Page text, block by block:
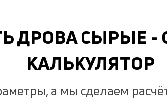
ДРОВА СЫРЫЕ -
КАЛЬКУЛЯТОР
а мы сделаем